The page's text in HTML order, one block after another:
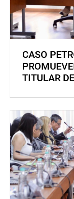
CASO
TITULAR